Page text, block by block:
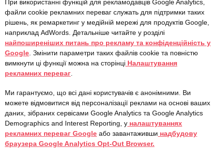
При використанні функцій для рекламодавців Google Analytics,
файли cookie рекламних переваг служать для підтримки таких
рішень, як ремаркетинг у медійній мережі для продуктів Google,
наприклад AdWords. Детальніше читайте у розділі
найпоширеніших питань про рекламу та конфіденційність у
Google . Змінити параметри таких файлів cookie та повністю
вимкнути ці функції можна на сторінці Налаштування
рекламних переваг
Ми гарантуємо, що всі дані користувачів є анонімними. Ви
можете відмовитися від персоналізації реклами на основі ваших
даних, зібраних сервісами Google Analytics та Google Analytics
Demographics and Interest Reporting, у налаштуваннях
рекламних переваг Google або завантаживши надбудову
браузера Google Analytics Opt-Out Browser.